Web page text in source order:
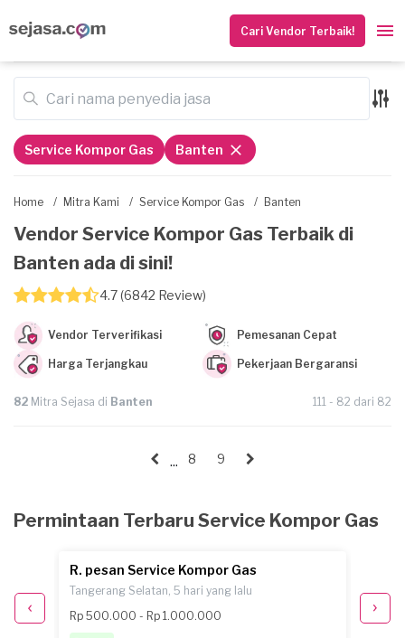
Cari Vendor Terbaik!
Home / Mitra Kami / Service Kompor Gas / Banten
Vendor Service Kompor Gas Terbaik di
Banten ada di sini!
4.7 (6842 Review)
Vendor Terverifikasi Pemesanan Cepat
Harga Terjangkau Pekerjaan Bergaransi
82 Mitra Sejasa di Banten 111 - 82 dari 82
Service Kompor Gas Banten
... 8 9
Permintaan Terbaru Service Kompor Gas
lalu
R. pesan Service Kompor Gas
Tangerang Selatan, 5 hari yang lalu
Rp 500.000 - Rp 1.000.000
Rp